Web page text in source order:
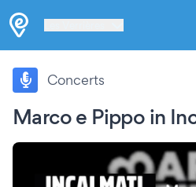
Marco e Pippo in
Concerts